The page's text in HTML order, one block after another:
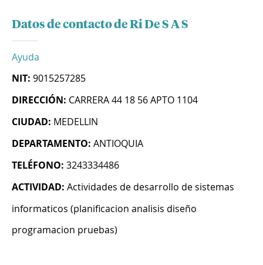
Datos de contacto de Ri De S A S
Ayuda
NIT: 9015257285
DIRECCIÓN: CARRERA 44 18 56 APTO 1104
CIUDAD: MEDELLIN
DEPARTAMENTO: ANTIOQUIA
TELÉFONO: 3243334486
ACTIVIDAD: Actividades de desarrollo de sistemas
informaticos (planificacion analisis diseño
programacion pruebas)